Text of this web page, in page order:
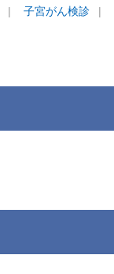
子宮がん検診